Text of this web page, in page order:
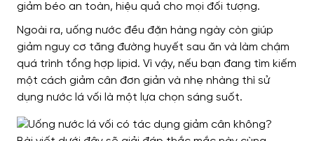
giảm béo an toàn, hiệu quả cho mọi đối tượng.
Ngoài ra, uống nước đều đặn hàng ngày còn giúp
giảm nguy cơ tăng đường huyết sau ăn và làm chậm
quá trình tổng hợp lipid. Vì vậy, nếu bạn đang tìm kiếm
một cách giảm cân đơn giản và nhẹ nhàng thì sử
dụng nước lá vối là một lựa chọn sáng suốt.